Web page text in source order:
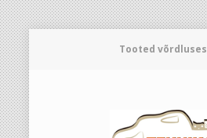
Tooted võrdluses